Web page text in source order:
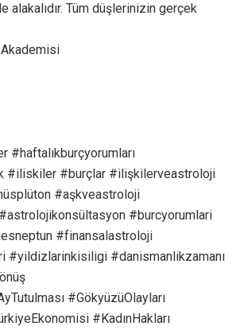
alakalıdır. Tüm düşlerinizin gerçek
#haftalıkburçyorumları
#iliskiler #burçlar #ilişkilerveastroloji
#aşkveastroloji
#burcyorumlari
#finansalastroloji
#yildizlarinkisiligi #danismanlikzamanı
#GökyüzüOlayları
#KadınHakları